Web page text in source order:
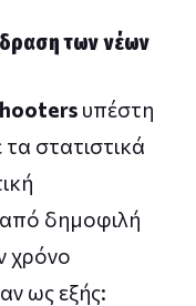
των νέων
υπέστη
τα στατιστικά
δημοφιλή
χρόνο
ως εξής: